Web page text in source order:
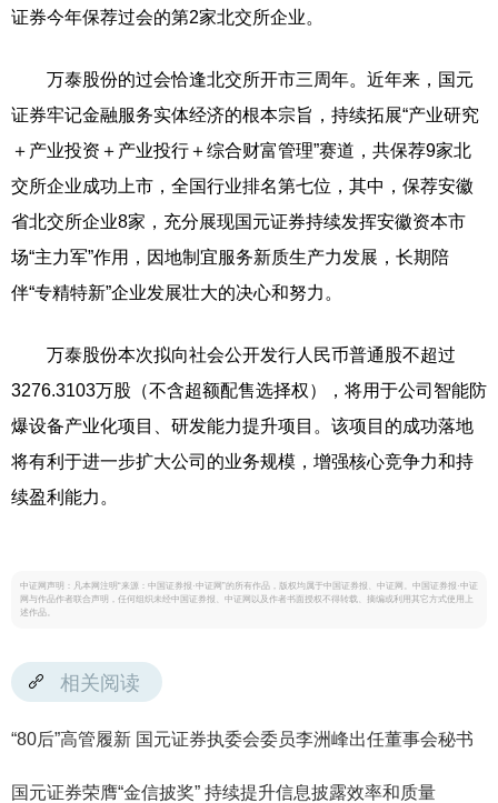
证券今年保荐过会的第2家北交所企业。
万泰股份的过会恰逢北交所开市三周年。近年来，国元
证券牢记金融服务实体经济的根本宗旨，持续拓展“产业研究
＋产业投资＋产业投行＋综合财富管理”赛道，共保荐9家北
交所企业成功上市，全国行业排名第七位，其中，保荐安徽
省北交所企业8家，充分展现国元证券持续发挥安徽资本市
场“主力军”作用，因地制宜服务新质生产力发展，长期陪
伴“专精特新”企业发展壮大的决心和努力。
万泰股份本次拟向社会公开发行人民币普通股不超过
3276.3103万股（不含超额配售选择权），将用于公司智能防
爆设备产业化项目、研发能力提升项目。该项目的成功落地
将有利于进一步扩大公司的业务规模，增强核心竞争力和持
续盈利能力。
中证网声明：凡本网注明“来源：中国证券报·中证网”的所有作品，版权均属于中国证券报、中证网。中国证券报·中证
网与作品作者联合声明，任何组织未经中国证券报、中证网以及作者书面授权不得转载、摘编或利用其它方式使用上
述作品。
相关阅读
“80后”高管履新 国元证券执委会委员李洲峰出任董事会秘书
国元证券荣膺“金信披奖” 持续提升信息披露效率和质量